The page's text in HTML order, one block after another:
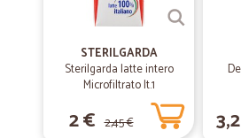
STERILGARDA
Sterilgarda latte intero
Microfiltrato lt.1
2 € 2,45 €